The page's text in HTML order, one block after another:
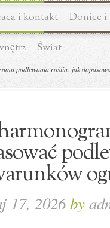
i kontakt Donice i
Świat
podlewania roślin: jak
17, 2026by